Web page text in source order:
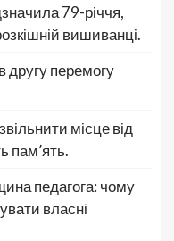
79-річчя,
вишиванці.
другу перемогу
місце від
пам’ять.
педагога: чому
власні